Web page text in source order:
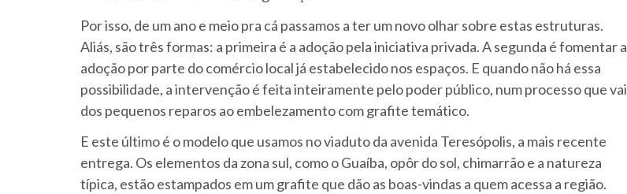
Por isso, de um ano e meio pra cá passamos a ter um novo olhar sobre estas estruturas.
Aliás, são três formas: a primeira é a adoção pela iniciativa privada. A segunda é fomentar a
adoção por parte do comércio local já estabelecido nos espaços. E quando não há essa
possibilidade, a intervenção é feita inteiramente pelo poder público, num processo que vai
dos pequenos reparos ao embelezamento com grafite temático.
E este último é o modelo que usamos no viaduto da avenida Teresópolis, a mais recente
entrega. Os elementos da zona sul, como o Guaíba, opôr do sol, chimarrão e a natureza
típica, estão estampados em um grafite que dão as boas-vindas a quem acessa a região.